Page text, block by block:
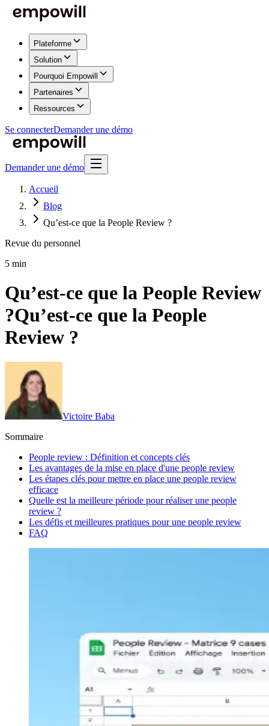
Plateforme
Solution
Pourquoi Empowill
Partenaires
Ressources
Se connecterDemander une démo
Demander une démo
Accueil
Blog
Qu’est-ce que la People Review ?
Revue du personnel
5 min
Qu’est-ce que la People Review
?Qu’est-ce que la People
Review ?
Victoire Baba
Sommaire
People review : Définition et concepts clés
Les avantages de la mise en place d'une people review
Les étapes clés pour mettre en place une people review
efficace
Quelle est la meilleure période pour réaliser une people
review ?
Les défis et meilleures pratiques pour une people review
FAQ